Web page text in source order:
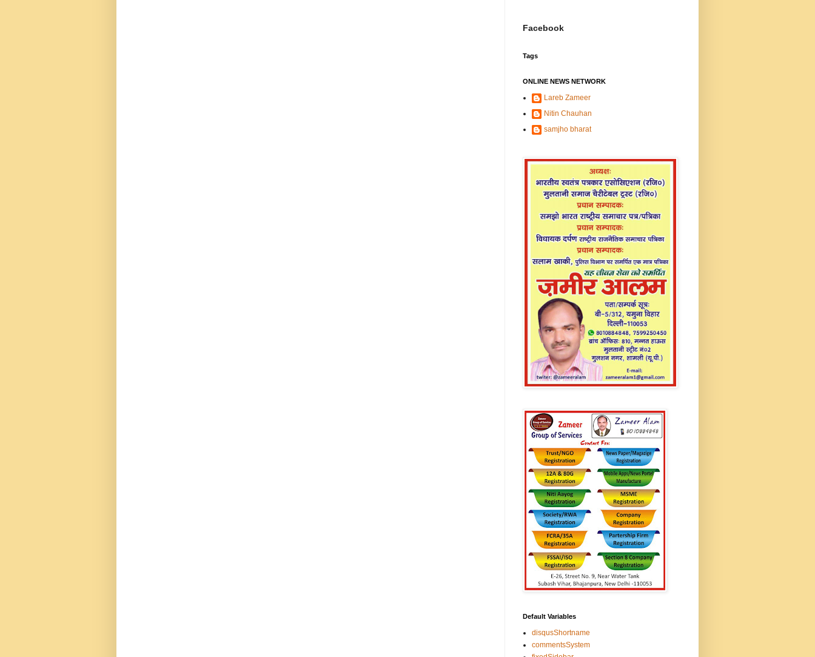
Facebook
Tags
ONLINE NEWS NETWORK
Lareb Zameer
Nitin Chauhan
samjho bharat
Default Variables
disqusShortname
commentsSystem